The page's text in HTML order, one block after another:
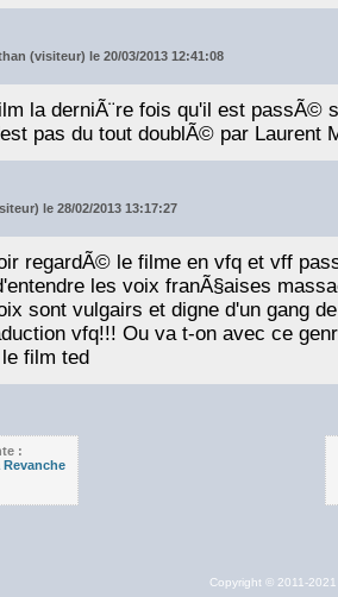
(visiteur) le 20/03/2013 12:41:08
la derniÃ¨re fois qu'il est passÃ©
pas du tout doublÃ© par Laurent
le 28/02/2013 13:17:27
regardÃ© le filme en vfq et vff
les voix franÃ§aises
sont vulgairs et digne d'un gang
vfq!!! Ou va t-on avec ce
film ted
:
Revanche
Copyright © 2011-